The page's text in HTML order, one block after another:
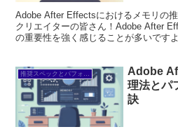
Adobe After Effectsにおけるメモリの
クリエイターの皆さん！Adobe After
の重要性を強く感じることが多いです
Adobe
理法とパ
訣